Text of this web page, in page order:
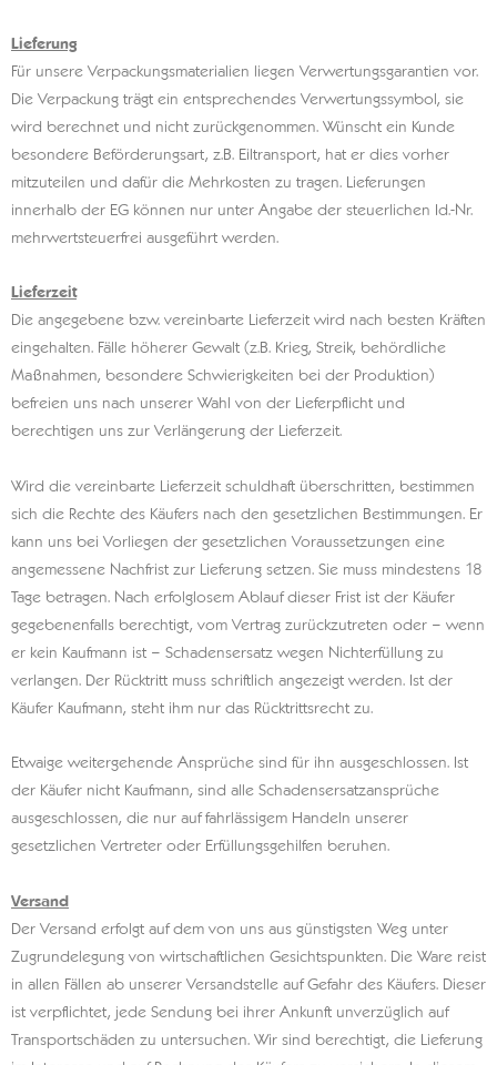
Lieferung
Für unsere Verpackungsmaterialien liegen Verwertungsgarantien vor.
Die Verpackung trägt ein entsprechendes Verwertungssymbol, sie
wird berechnet und nicht zurückgenommen. Wünscht ein Kunde
besondere Beförderungsart, z.B. Eiltransport, hat er dies vorher
mitzuteilen und dafür die Mehrkosten zu tragen. Lieferungen
innerhalb der EG können nur unter Angabe der steuerlichen Id.-Nr.
mehrwertsteuerfrei ausgeführt werden.
Lieferzeit
Die angegebene bzw. vereinbarte Lieferzeit wird nach besten Kräften
eingehalten. Fälle höherer Gewalt (z.B. Krieg, Streik, behördliche
Maßnahmen, besondere Schwierigkeiten bei der Produktion)
befreien uns nach unserer Wahl von der Lieferpflicht und
berechtigen uns zur Verlängerung der Lieferzeit.
Wird die vereinbarte Lieferzeit schuldhaft überschritten, bestimmen
sich die Rechte des Käufers nach den gesetzlichen Bestimmungen. Er
kann uns bei Vorliegen der gesetzlichen Voraussetzungen eine
angemessene Nachfrist zur Lieferung setzen. Sie muss mindestens 18
Tage betragen. Nach erfolglosem Ablauf dieser Frist ist der Käufer
gegebenenfalls berechtigt, vom Vertrag zurückzutreten oder – wenn
er kein Kaufmann ist – Schadensersatz wegen Nichterfüllung zu
verlangen. Der Rücktritt muss schriftlich angezeigt werden. Ist der
Käufer Kaufmann, steht ihm nur das Rücktrittsrecht zu.
Etwaige weitergehende Ansprüche sind für ihn ausgeschlossen. Ist
der Käufer nicht Kaufmann, sind alle Schadensersatzansprüche
ausgeschlossen, die nur auf fahrlässigem Handeln unserer
gesetzlichen Vertreter oder Erfüllungsgehilfen beruhen.
Versand
Der Versand erfolgt auf dem von uns aus günstigsten Weg unter
Zugrundelegung von wirtschaftlichen Gesichtspunkten. Die Ware reist
in allen Fällen ab unserer Versandstelle auf Gefahr des Käufers. Dieser
ist verpflichtet, jede Sendung bei ihrer Ankunft unverzüglich auf
Transportschäden zu untersuchen. Wir sind berechtigt, die Lieferung